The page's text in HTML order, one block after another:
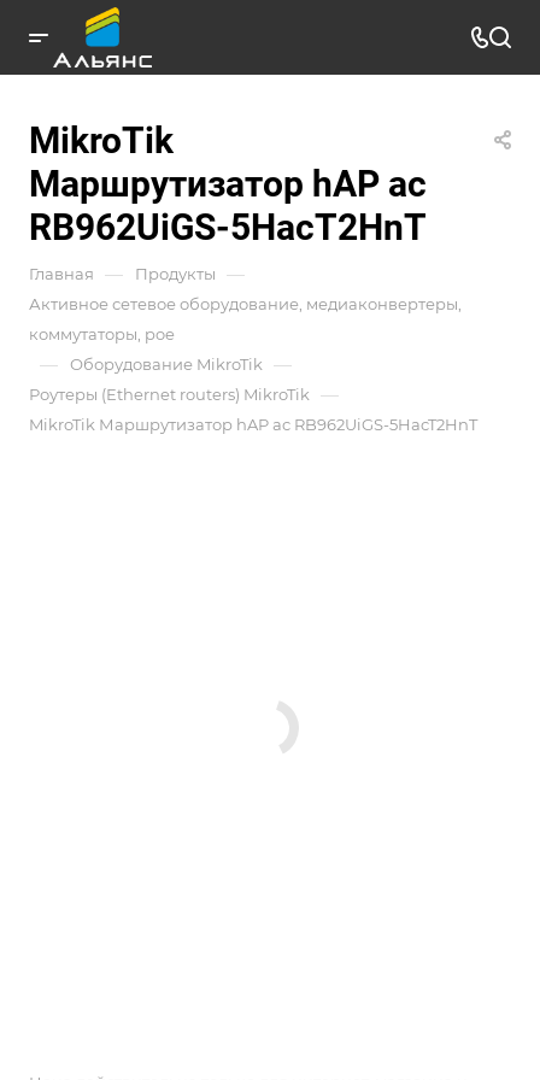
MikroTik
Маршрутизатор hAP ac
RB962UiGS-5HacT2HnT
Главная — Продукты —
Активное сетевое оборудование, медиаконвертеры,
коммутаторы, poe
— Оборудование MikroTik —
Роутеры (Ethernet routers) MikroTik —
MikroTik Маршрутизатор hAP ac RB962UiGS-5HacT2HnT